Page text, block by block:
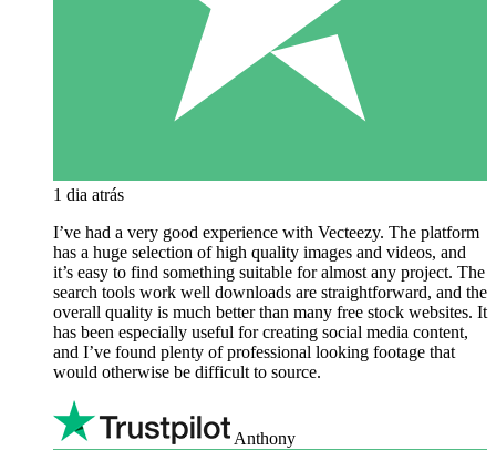
1 dia atrás
I’ve had a very good experience with Vecteezy. The platform
has a huge selection of high quality images and videos, and
it’s easy to find something suitable for almost any project. The
search tools work well downloads are straightforward, and the
overall quality is much better than many free stock websites. It
has been especially useful for creating social media content,
and I’ve found plenty of professional looking footage that
would otherwise be difficult to source.
Anthony